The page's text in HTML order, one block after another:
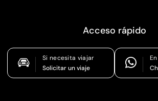
Acceso rápido
Si necesita viajar
Solicitar un viaje